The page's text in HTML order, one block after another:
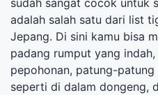
adalah salah satu dari list
Jepang. Di sini kamu bisa
padang rumput yang
pepohonan, patung-
seperti di dalam dongeng,